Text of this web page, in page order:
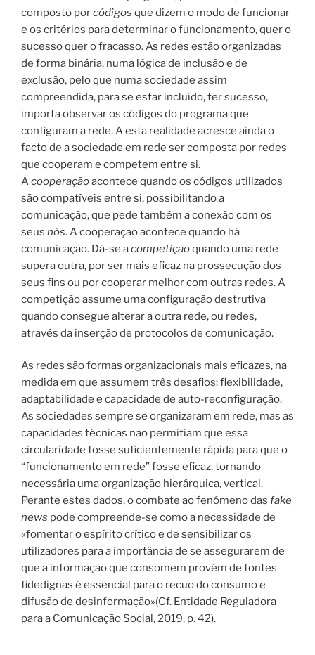
composto porcódigos que dizem o modo de funcionar
e os critérios para determinar o funcionamento, quer o
sucesso quer o fracasso. As redes estão organizadas
de forma binária, numa lógica de inclusão e de
exclusão, pelo que numa sociedade assim
compreendida, para se estar incluído, ter sucesso,
importa observar os códigos do programa que
configuram a rede. A esta realidade acresce ainda o
facto de a sociedade em rede ser composta por redes
que cooperam e competem entre si.
Acooperaçãoacontece quando os códigos utilizados
são compatíveis entre si, possibilitando a
comunicação, que pede também a conexão com os
seus nós. A cooperação acontece quando há
comunicação. Dá-se acompetiçãoquando uma rede
supera outra, por ser mais eficaz na prossecução dos
seus fins ou por cooperar melhor com outras redes. A
competição assume uma configuração destrutiva
quando consegue alterar a outra rede, ou redes,
através da inserção de protocolos de comunicação.
As redes são formas organizacionais mais eficazes, na
medida em que assumem três desafios: flexibilidade,
adaptabilidade e capacidade de auto-reconfiguração.
As sociedades sempre se organizaram em rede, mas as
capacidades técnicas não permitiam que essa
circularidade fosse suficientemente rápida para que o
“funcionamento em rede” fosse eficaz, tornando
necessária uma organização hierárquica, vertical.
Perante estes dados, o combate ao fenómeno das fake
news pode compreende-se como a necessidade de
«fomentar o espírito crítico e de sensibilizar os
utilizadores para a importância de se assegurarem de
que a informação que consomem provém de fontes
fidedignas é essencial para o recuo do consumo e
difusão de desinformação»(Cf. Entidade Reguladora
para a Comunicação Social, 2019, p. 42).